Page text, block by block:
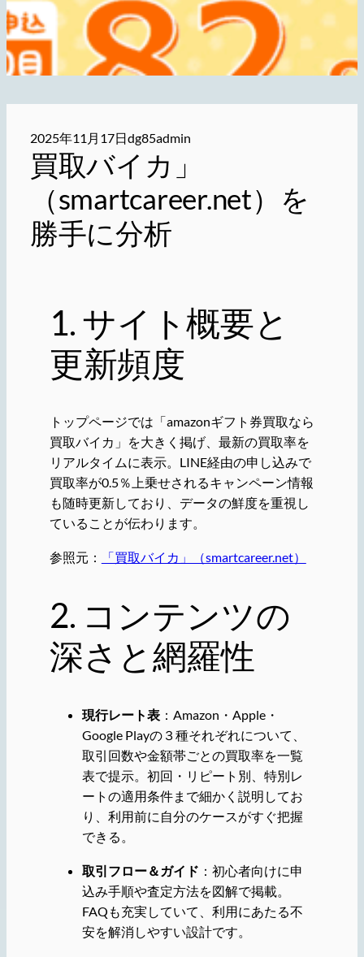
2025年11月17日dg85admin
買取バイカ」
（smartcareer.net）を
勝手に分析
1. サイト概要と
更新頻度
トップページでは「amazonギフト券買取なら
買取バイカ」を大きく掲げ、最新の買取率を
リアルタイムに表示。LINE経由の申し込みで
買取率が0.5％上乗せされるキャンペーン情報
も随時更新しており、データの鮮度を重視し
ていることが伝わります。
参照元： 「買取バイカ」（smartcareer.net）
2. コンテンツの
深さと網羅性
現行レート表：Amazon・Apple・
Google Playの３種それぞれについて、
取引回数や金額帯ごとの買取率を一覧
表で提示。初回・リピート別、特別レ
ートの適用条件まで細かく説明してお
り、利用前に自分のケースがすぐ把握
できる。
取引フロー＆ガイド ：初心者向けに申
込み手順や査定方法を図解で掲載。
FAQも充実していて、利用にあたる不
安を解消しやすい設計です。